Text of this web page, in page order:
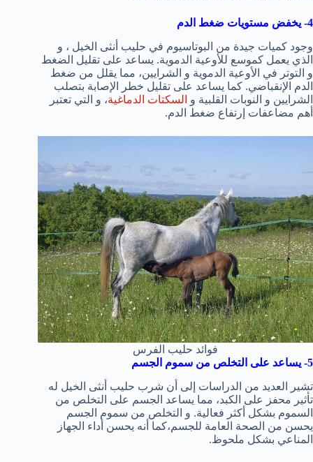
4- يخفض مستويات ضغط الدم
وجود كميات جيدة من البوتاسيوم في حليب أنثى الخيل ، و
الذي يعمل كموسع للأوعية الدموية. يساعد على تقليل الضغط
و التوتر في الأوعية الدموية و الشرايين، مما يقلل من ضغط
الدم الإنقباضي. كما يساعد على تقليل خطر الإصابة بتصلب
الشرايين و النوبات القلبية و السكتات الدماغية، و التي تعتبر
أهم مضاعفات إرتفاع ضغط الدم.
فوائد حليب الفرس
5- يساعد على التخلص من سموم الجسم
تشير العديد من الدراسات إلى أن شرب حليب أنثى الخيل له
تأثير محفز على الكبد، مما يساعد الجسم على التخلص من
السموم بشكل أكثر فعالية. و التخلص من سموم الجسم
يحسن من الصحة العامة للجسم،كما أنه يحسن أداء الجهاز
المناعي بشكل ملحوظ.